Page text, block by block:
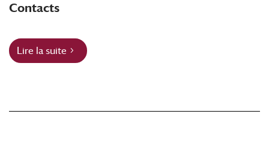
Contacts
Lire la suite